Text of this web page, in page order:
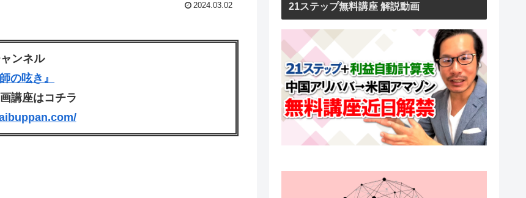
2024.03.02
ンネル
の呟き』
講座はコチラ
21ステップ無料講座 解説動画